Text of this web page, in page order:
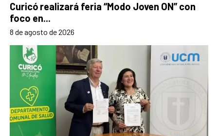
Curicó realizará feria “Modo Joven ON” con
foco en...
8 de agosto de 2026